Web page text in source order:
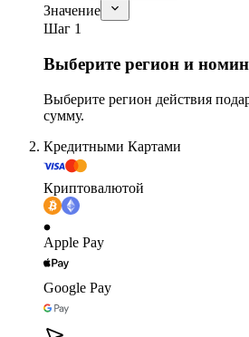
Значение
Шаг 1
Выберите регион и
Выберите регион действия
сумму.
Кредитными Картами
Криптовалютой
Apple Pay
Google Pay